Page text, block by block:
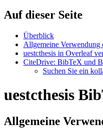
Auf dieser Seite
Überblick
Allgemeine Verwendung
uestcthesis in Overleaf
CiteDrive: BibTeX und
Suchen Sie ein
uestcthesis
Allgemeine